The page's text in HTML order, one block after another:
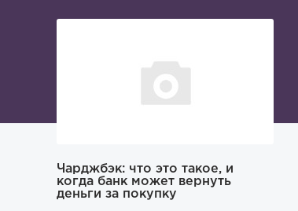
Чарджбэк: что это такое, и
когда банк может вернуть
деньги за покупку